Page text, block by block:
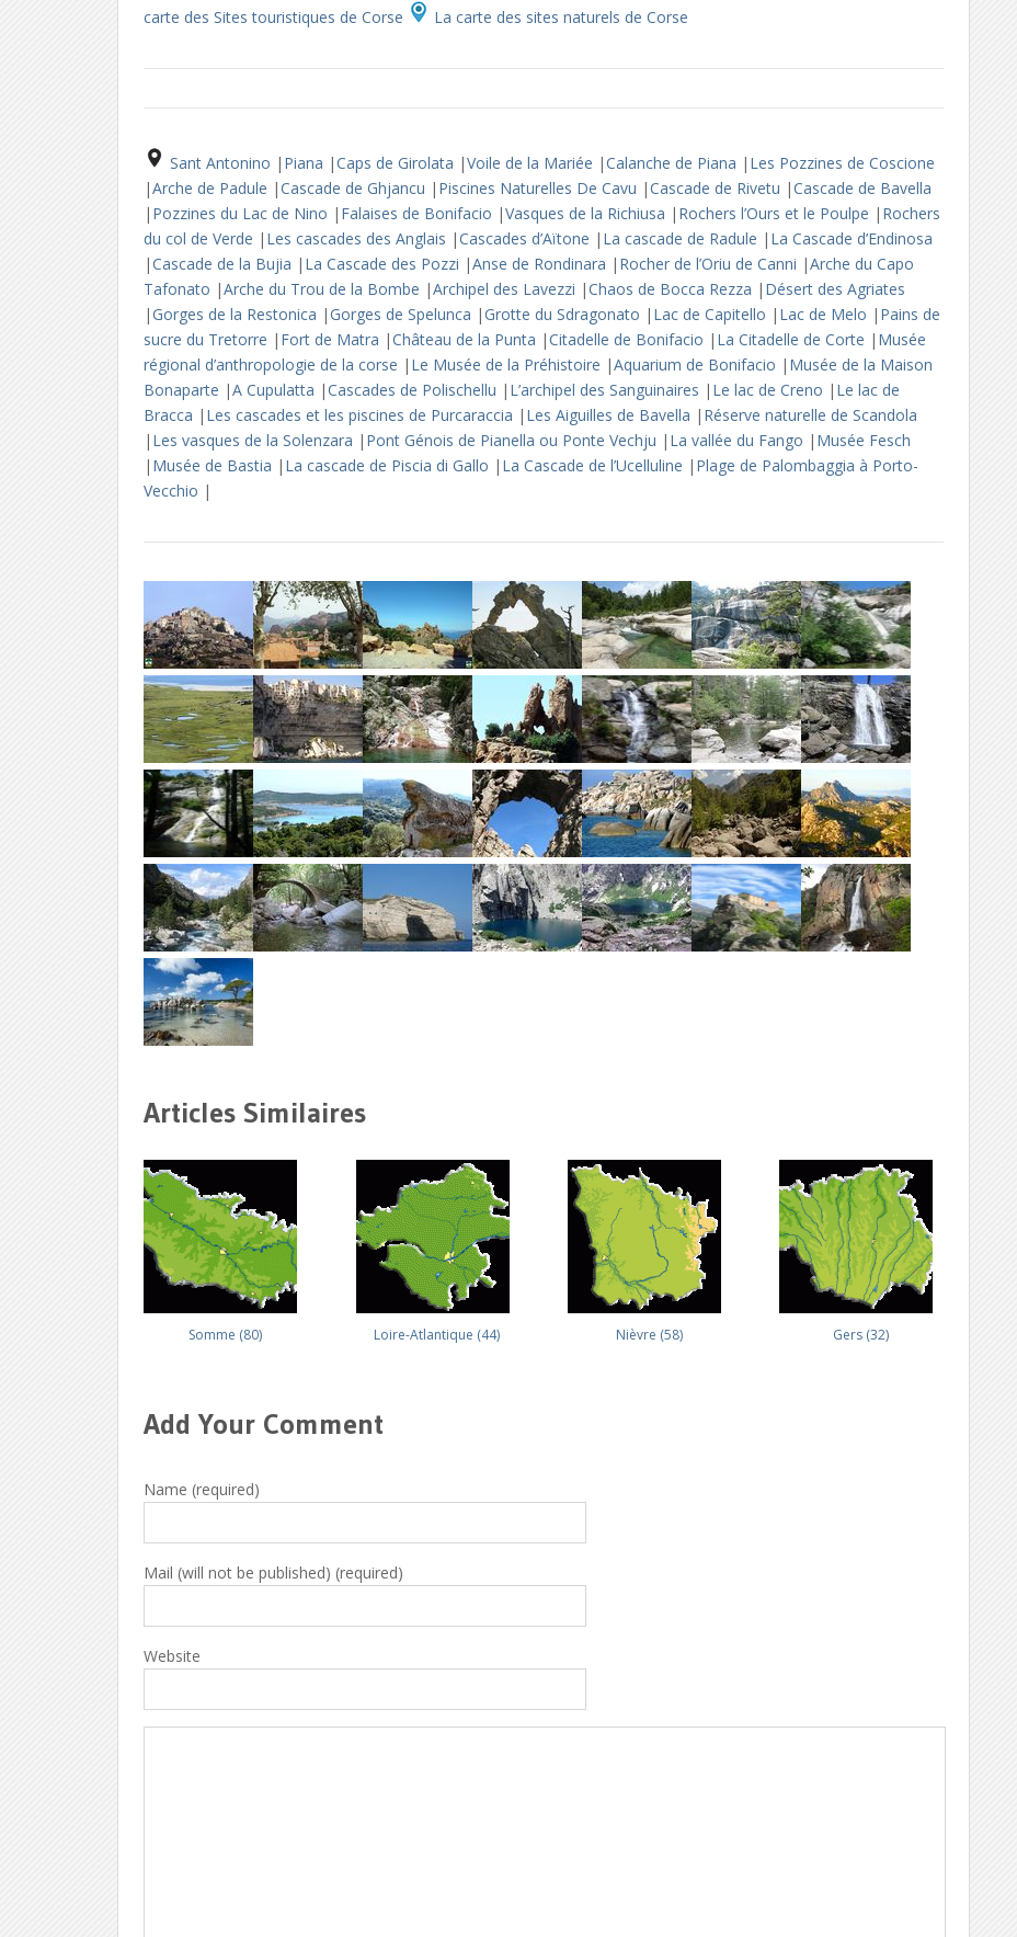
carte des Sites touristiques de Corse
La carte des sites naturels de Corse
Sant Antonino | Piana |Caps de Girolata |Voile de la Mariée |Calanche de Piana | Les Pozzines de Coscione
|Arche de Padule |Cascade de Ghjancu | Piscines Naturelles De Cavu |Cascade de Rivetu |Cascade de Bavella
| Pozzines du Lac de Nino | Falaises de Bonifacio |Vasques de la Richiusa | Rochers l’Ours et le Poulpe | Rochers
du col de Verde | Les cascades des Anglais |Cascades d’Aïtone | La cascade de Radule | La Cascade d’Endinosa
|Cascade de la Bujia | La Cascade des Pozzi |Anse de Rondinara | Rocher de l’Oriu de Canni |Arche du Capo
Tafonato |Arche du Trou de la Bombe |Archipel des Lavezzi |Chaos de Bocca Rezza | Désert des Agriates
|Gorges de la Restonica |Gorges de Spelunca |Grotte du Sdragonato | Lac de Capitello | Lac de Melo | Pains de
sucre du Tretorre | Fort de Matra |Château de la Punta |Citadelle de Bonifacio | La Citadelle de Corte | Musée
régional d’anthropologie de la corse | Le Musée de la Préhistoire |Aquarium de Bonifacio | Musée de la Maison
Bonaparte |A Cupulatta |Cascades de Polischellu | L’archipel des Sanguinaires | Le lac de Creno | Le lac de
Bracca | Les cascades et les piscines de Purcaraccia | Les Aiguilles de Bavella | Réserve naturelle de Scandola
| Les vasques de la Solenzara | Pont Génois de Pianella ou Ponte Vechju | La vallée du Fango | Musée Fesch
| Musée de Bastia | La cascade de Piscia di Gallo | La Cascade de l’Ucelluline | Plage de Palombaggia à Porto-
Vecchio |
Articles Similaires
Somme (80) Loire-Atlantique (44) Nièvre (58) Gers (32)
Add Your Comment
Name (required)
Mail (will not be published) (required)
Website